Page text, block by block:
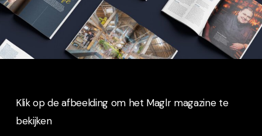
Klik op de afbeelding om het Maglr magazine te
bekijken